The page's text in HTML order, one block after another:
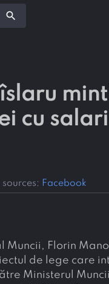
search
cu
sources: Facebook
Muncii, Florin
de lege care
Ministerul